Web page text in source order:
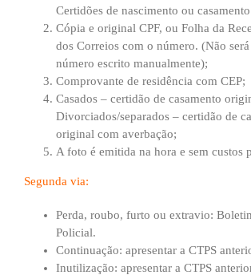
Certidões de nascimento ou
Cópia e original CPF, ou Folha da
dos Correios com o número. (Não
número escrito manualmente);
Comprovante de residência com CEP;
Casados – certidão de casamento
Divorciados/separados – certidão de
original com averbação;
A foto é emitida na hora e sem custos
Segunda via:
Perda, roubo, furto ou extravio:
Policial.
Continuação: apresentar a CTPS
Inutilização: apresentar a CTPS